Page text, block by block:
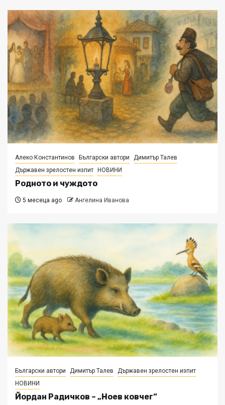
Алеко Константинов Български автори
Димитър Талев
Държавен зрелостен изпит НОВИНИ
Родното и чуждото
5 месеца ago Ангелина Иванова
Български автори Димитър Талев
Държавен зрелостен изпит
НОВИНИ
Йордан Радичков – „Ноев ковчег“